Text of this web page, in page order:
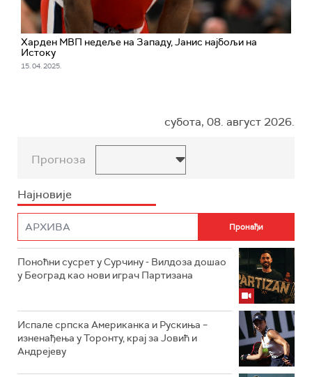
Харден МВП недеље на Западу, Јанис најбољи на
Истоку
15. 04. 2025.
субота, 08. август 2026.
Прогноза
Најновије
Поноћни сусрет у Сурчину - Вилдоза дошао
у Београд као нови играч Партизана
Испале српска Американка и Рускиња –
изненађења у Торонту, крај за Јовић и
Андрејеву